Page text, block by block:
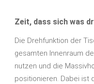
Zeit, dass sich was
Die Drehfunktion der
gesamten Innenraum
nutzen und die
positionieren. Dabei ist